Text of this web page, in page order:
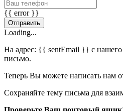
{{ error }}
Отправить
Loading...
На адрес: {{ sentEmail }} с
письмо.
Теперь Вы можете написать нам
Сохраняйте тему письма для